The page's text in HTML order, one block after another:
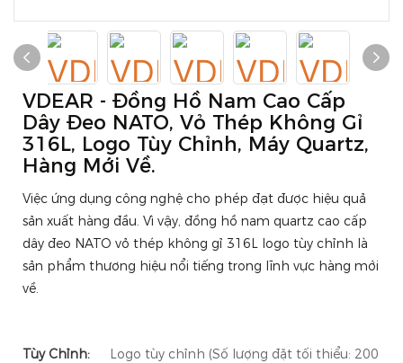
VDEAR - Đồng Hồ Nam Cao Cấp
Dây Đeo NATO, Vỏ Thép Không Gỉ
316L, Logo Tùy Chỉnh, Máy Quartz,
Hàng Mới Về.
Việc ứng dụng công nghệ cho phép đạt được hiệu quả
sản xuất hàng đầu. Vì vậy, đồng hồ nam quartz cao cấp
dây đeo NATO vỏ thép không gỉ 316L logo tùy chỉnh là
sản phẩm thương hiệu nổi tiếng trong lĩnh vực hàng mới
về.
Tùy Chỉnh:
Logo tùy chỉnh (Số lượng đặt tối thiểu: 200